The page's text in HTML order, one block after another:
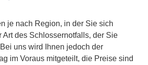
je nach Region, in der Sie sich
Art des Schlossernotfalls, der Sie
uns wird Ihnen jedoch der
im Voraus mitgeteilt, die Preise sind